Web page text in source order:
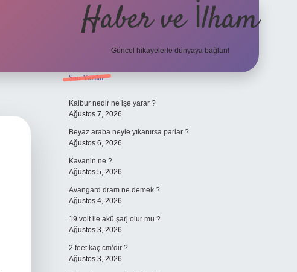
Haber ve İlham
Güncel hikayelerle dünyaya bağlan!
Sidebar
Son Yazılar
Kalbur nedir ne işe yarar ?
Ağustos 7, 2026
Beyaz araba neyle yıkanırsa parlar ?
Ağustos 6, 2026
Kavanin ne ?
Ağustos 5, 2026
Avangard dram ne demek ?
Ağustos 4, 2026
19 volt ile akü şarj olur mu ?
Ağustos 3, 2026
2 feet kaç cm’dir ?
Ağustos 3, 2026